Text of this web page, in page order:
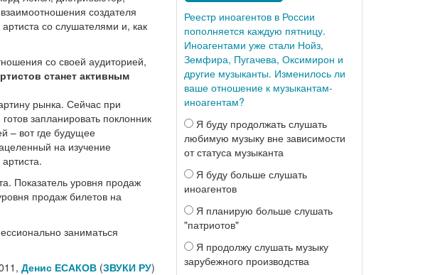
создателя
со слушателями и, как
со своей аудиторией,
станет активным
рынка. Сейчас при
запланировать поклонник
– вот где будущее
на изучение
Показатель уровня продаж
продаж билетов на
заниматься
Денис ЕСАКОВ(ЗВУКИ РУ)
Реестр иноагентов в России
пополняется каждую пятницу.
Иноагентами уже стали Нойз,
Земфира, Пугачева, Оксимирон и
другие музыканты. Изменилось ли
ваше отношение к музыкантам-
иноагентам?
Я буду продолжать слушать
любимую музыку вне зависимости
от статуса музыканта
Я буду больше слушать
иноагентов
Я планирую больше слушать
"патриотов"
Я продолжу слушать музыку
зарубежного производства